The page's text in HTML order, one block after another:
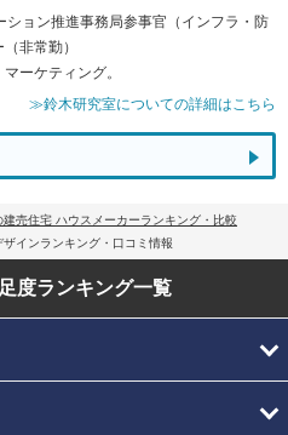
ョン推進事務局参事官（インフラ・防
非常勤）
ーケティング。
≫鈴木研究室についての詳細はこちら
建売住宅 ハウスメーカーランキング・比較
インランキング・口コミ情報
度ランキング一覧